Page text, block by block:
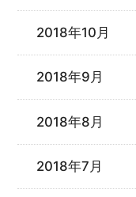
2018年10月
2018年9月
2018年8月
2018年7月